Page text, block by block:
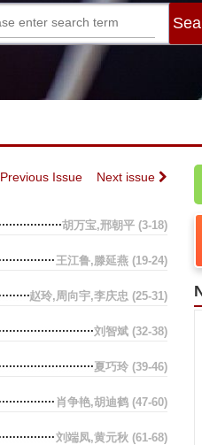
Previous Issue Next issue
胡万宝,邢朝平 (3-18)
王江鲁,滕延燕 (19-24)
赵玲,周向宇,李庆忠 (25-31)
刘智斌 (32-38)
夏巧玲 (39-46)
肖争艳,胡迪鹤 (47-60)
刘端凤,黄元秋 (61-68)